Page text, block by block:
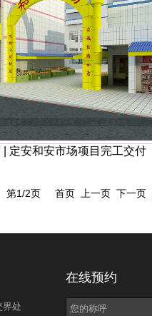
| 定安和安市场项目完工交付
第1/2页 首页 上一页 下一页
界处
在线预约